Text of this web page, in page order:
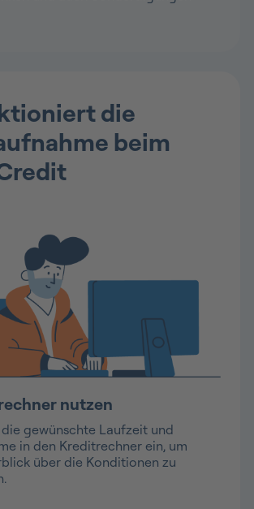
die
beim
nutzen
die gewünschte Laufzeit und
in den Kreditrechner ein, um
über die Konditionen zu